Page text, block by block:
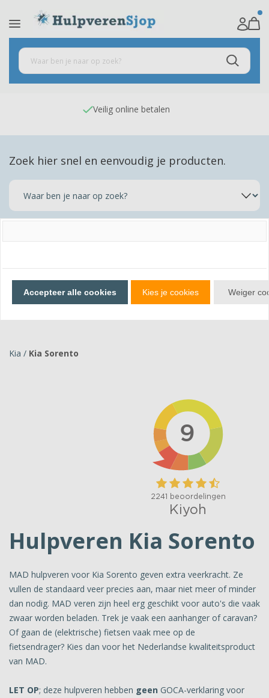
Veilig online betalen
Zoek hier snel en eenvoudig je producten.
Bekijk producten
Kia / Kia Sorento
Hulpveren Kia Sorento
MAD hulpveren voor Kia Sorento geven extra veerkracht. Ze
vullen de standaard veer precies aan, maar niet meer of minder
dan nodig. MAD veren zijn heel erg geschikt voor auto's die vaak
zwaar worden beladen. Trek je vaak een aanhanger of caravan?
Of gaan de (elektrische) fietsen vaak mee op de
fietsendrager? Kies dan voor het Nederlandse kwaliteitsproduct
van MAD.
LET OP; deze hulpveren hebben geen GOCA-verklaring voor
Accepteer alle cookies Kies je cookies Weiger